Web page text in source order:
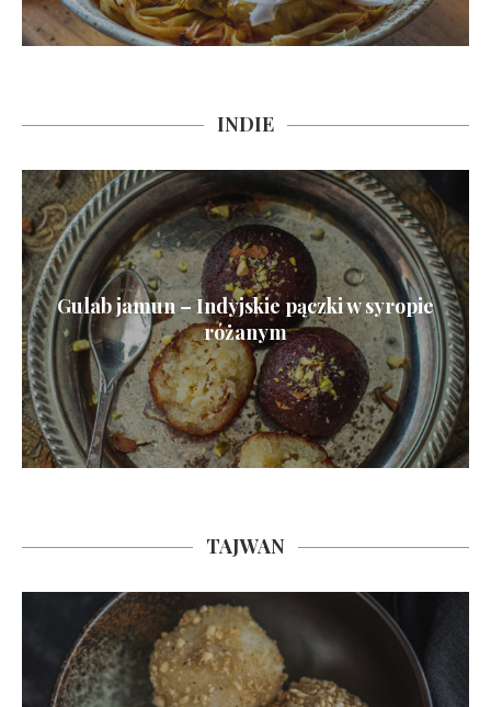
INDIE
Gulab jamun – Indyjskie pączki w syropie
różanym
TAJWAN